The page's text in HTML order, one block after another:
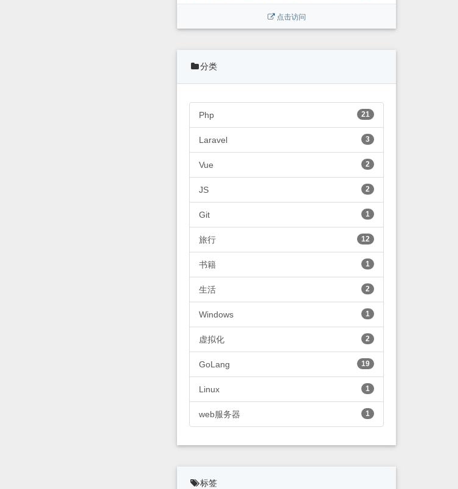
点击访问
分类
Php 21
Laravel 3
Vue 2
JS 2
Git 1
旅行 12
书籍 1
生活 2
Windows 1
虚拟化 2
GoLang 19
Linux 1
web服务器 1
标签